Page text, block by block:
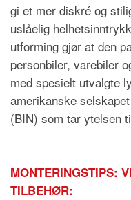
gi et mer diskré og
uslåelig
utforming gjør at den
personbiler, varebiler
med spesielt utvalgte
amerikanske
(BIN) som tar ytelsen
MONTERINGSTIPS:
TILBEHØR: